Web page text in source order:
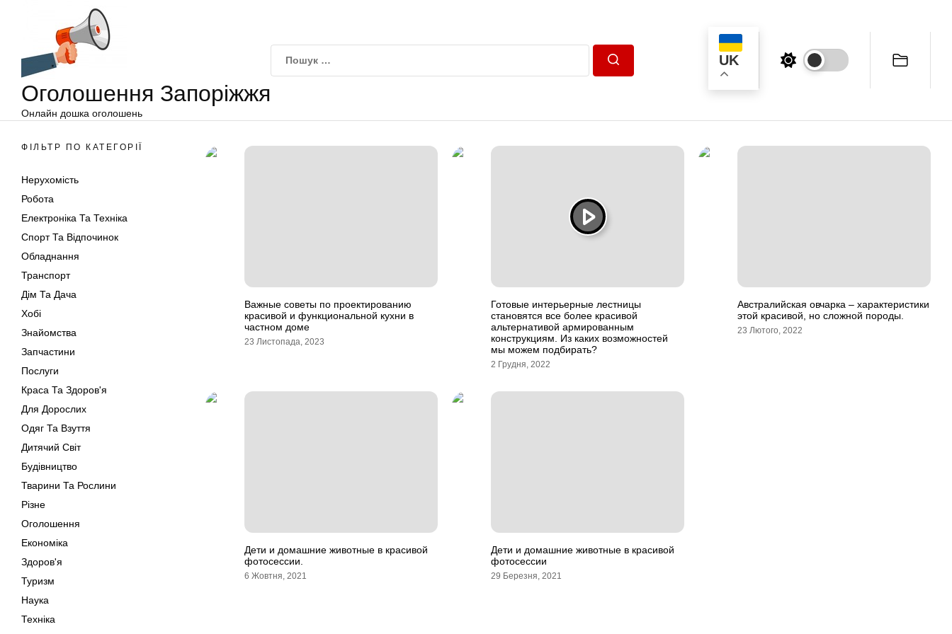
Оголошення Запоріжжя
Онлайн дошка оголошень
UK
ФІЛЬТР ПО КАТЕГОРІЇ
Нерухомість
Робота
Електроніка Та Техніка
Спорт Та Відпочинок
Обладнання
Транспорт
Дім Та Дача
Хобі
Знайомства
Запчастини
Послуги
Краса Та Здоров'я
Для Дорослих
Одяг Та Взуття
Дитячий Світ
Будівництво
Тварини Та Рослини
Різне
Оголошення
Економіка
Здоров'я
Туризм
Наука
Техніка
Важные советы по проектированию
красивой и функциональной кухни в
частном доме
23 Листопада, 2023
Готовые интерьерные лестницы
становятся все более красивой
альтернативой армированным
конструкциям. Из каких возможностей
мы можем подбирать?
2 Грудня, 2022
Австралийская овчарка – характеристики
этой красивой, но сложной породы.
23 Лютого, 2022
Дети и домашние животные в красивой
фотосессии.
6 Жовтня, 2021
Дети и домашние животные в красивой
фотосессии
29 Березня, 2021